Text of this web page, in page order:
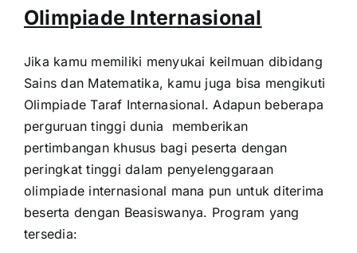
Olimpiade Internasional
Jika kamu memiliki menyukai keilmuan dibidang
Sains dan Matematika, kamu juga bisa mengikuti
Olimpiade Taraf Internasional. Adapun beberapa
perguruan tinggi dunia memberikan
pertimbangan khusus bagi peserta dengan
peringkat tinggi dalam penyelenggaraan
olimpiade internasional mana pun untuk diterima
beserta dengan Beasiswanya. Program yang
tersedia: